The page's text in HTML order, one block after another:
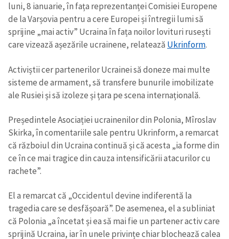
luni, 8 ianuarie, în fața reprezentanței Comisiei Europene
de la Varșovia pentru a cere Europei și întregii lumi să
sprijine „mai activ” Ucraina în fața noilor lovituri rusești
care vizează așezările ucrainene, relatează Ukrinform.
Activiștii cer partenerilor Ucrainei să doneze mai multe
sisteme de armament, să transfere bunurile imobilizate
ale Rusiei și să izoleze și țara pe scena internațională.
Președintele Asociației ucrainenilor din Polonia, Mîroslav
Skirka, în comentariile sale pentru Ukrinform, a remarcat
că războiul din Ucraina continuă și că acesta „ia forme din
ce în ce mai tragice din cauza intensificării atacurilor cu
rachete”.
El a remarcat că „Occidentul devine indiferentă la
tragedia care se desfășoară”. De asemenea, el a subliniat
că Polonia „a încetat și ea să mai fie un partener activ care
sprijină Ucraina, iar în unele privințe chiar blochează calea
ȘTIREA MEA
Titlu știre
+ Adaugă titlu
Fotografie
+ Încarcă imagine
Mesajul știrei
+ Mesajul știrei